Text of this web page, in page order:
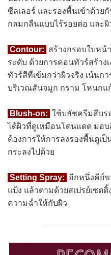
ซีลเลอร์ และรองพื้นเข้าด้วย
กลมกลืนแบบไร้รอยต่อ และผิ
Contour: สร้างกรอบใบหน้
ระดับ ด้วยการคอนทัวร์สร้าง
ทัวร์สีที่เข้มกว่าผิวจริง เน้นก
บริเวณสันจมูก กราม โหนกแ
Blush-on: ใช้บลัชครีมสีบร
ได้ผิวที่ดูเหมือนโดนแดด มอ
ต้องการให้การลงรองพื้นดูเ
กระลงไปด้วย
Setting Spray: อีกหนึ่งคีย์ข
แป้ง แล้วตามด้วยสเปรย์เซต
ความฉ่ำให้กับผิว